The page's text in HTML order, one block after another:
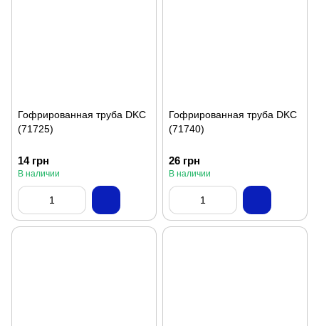
Гофрированная труба DKC
(71725)
14 грн
В наличии
Гофрированная труба DKC
(71740)
26 грн
В наличии